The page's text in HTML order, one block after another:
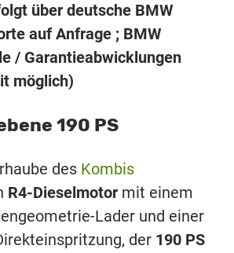
über deutsche BMW
auf Anfrage ; BMW
/ Garantieabwicklungen
möglich)
190 PS
des Kombis
R4-Dieselmotor mit einem
Lader und einer
der 190 PS